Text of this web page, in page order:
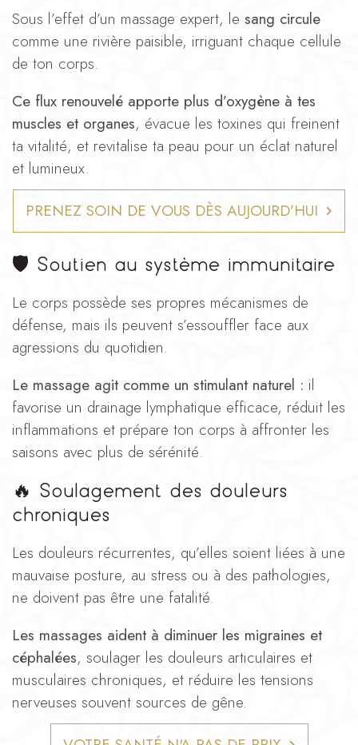
Sous l’effet d’un massage expert, le sang circule
comme une rivière paisible, irriguant chaque cellule
de ton corps.
Ce flux renouvelé apporte plus d’oxygène à tes
muscles et organes, évacue les toxines qui freinent
ta vitalité, et revitalise ta peau pour un éclat naturel
et lumineux.
PRENEZ SOIN DE VOUS DÈS AUJOURD’HUI
🛡️ Soutien au système immunitaire
Le corps possède ses propres mécanismes de
défense, mais ils peuvent s’essouffler face aux
agressions du quotidien.
Le massage agit comme un stimulant naturel : il
favorise un drainage lymphatique efficace, réduit les
inflammations et prépare ton corps à affronter les
saisons avec plus de sérénité.
🔥 Soulagement des douleurs
chroniques
Les douleurs récurrentes, qu’elles soient liées à une
mauvaise posture, au stress ou à des pathologies,
ne doivent pas être une fatalité.
Les massages aident à diminuer les migraines et
céphalées, soulager les douleurs articulaires et
musculaires chroniques, et réduire les tensions
nerveuses souvent sources de gêne.